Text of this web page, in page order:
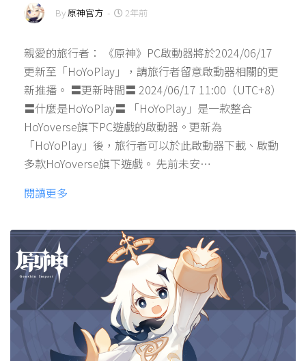
By原神官方 - 2年前
親愛的旅行者： 《原神》PC啟動器將於2024/06/17
更新至「HoYoPlay」，請旅行者留意啟動器相關的更
新推播。 〓更新時間〓 2024/06/17 11:00（UTC+8）
〓什麼是HoYoPlay〓 「HoYoPlay」是一款整合
HoYoverse旗下PC遊戲的啟動器。更新為
「HoYoPlay」後，旅行者可以於此啟動器下載、啟動
多款HoYoverse旗下遊戲。 先前未安…
閱讀更多